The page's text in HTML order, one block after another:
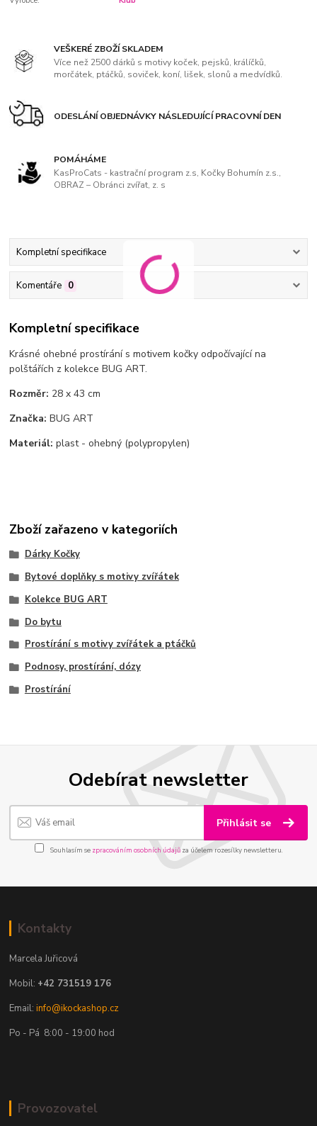
VEŠKERÉ ZBOŽÍ SKLADEM
Více než 2500 dárků s motivy koček, pejsků, králíčků,
morčátek, ptáčků, soviček, koní, lišek, slonů a medvídků.
ODESLÁNÍ OBJEDNÁVKY NÁSLEDUJÍCÍ PRACOVNÍ DEN
POMÁHÁME
KasProCats - kastrační program z.s, Kočky Bohumín z.s.,
OBRAZ – Obránci zvířat, z. s
Kompletní specifikace
Komentáře 0
Kompletní specifikace
Krásné ohebné prostírání s motivem kočky odpočívající na
polštářích z kolekce BUG ART.
Rozměr: 28 x 43 cm
Značka: BUG ART
Materiál:plast - ohebný (polypropylen)
Zboží zařazeno v kategoriích
Dárky Kočky
Bytové doplňky s motivy zvířátek
Kolekce BUG ART
Do bytu
Prostírání s motivy zvířátek a ptáčků
Podnosy, prostírání, dózy
Prostírání
Odebírat newsletter
Přihlásit se
Souhlasím se zpracováním osobních údajůza účelem rozesílky newsletteru.
Kontakty
Marcela Juřicová
Mobil: +42 731519 176
Email:info@ikockashop.cz
Po - Pá 8:00 - 19:00 hod
Provozovatel